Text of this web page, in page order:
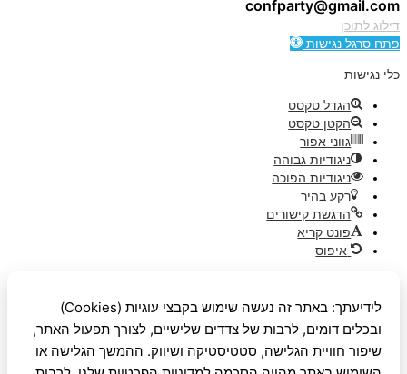
confparty@gmail.com
דילוג לתוכן
פתח סרגל נגישות
כלי נגישות
הגדל טקסט
הקטן טקסט
גווני אפור
ניגודיות גבוהה
ניגודיות הפוכה
רקע בהיר
הדגשת קישורים
פונט קריא
איפוס
לידיעתך: באתר זה נעשה שימוש בקבצי עוגיות (Cookies)
ובכלים דומים, לרבות של צדדים שלישיים, לצורך תפעול האתר,
שיפור חוויית הגלישה, סטטיסטיקה ושיווק. ההמשך הגלישה או